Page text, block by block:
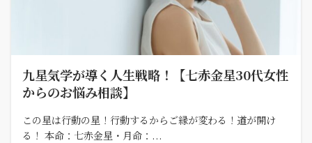
九星気学が導く人生戦略！【七赤金星30代女性
からのお悩み相談】
この星は行動の星！行動するからご縁が変わる！道が開け
る！ 本命：七赤金星・月命：...